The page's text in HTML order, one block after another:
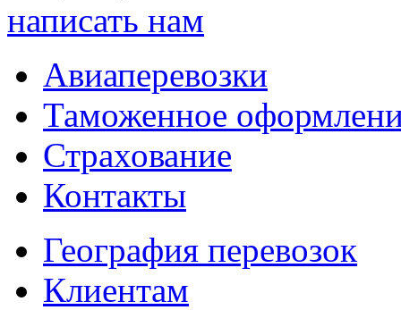
написать нам
Авиаперевозки
Таможенное
Страхование
Контакты
География перевозок
Клиентам